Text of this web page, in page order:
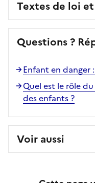
Textes de loi
Questions ?
Enfant en danger
Quel est le rôle
des enfants ?
Voir aussi